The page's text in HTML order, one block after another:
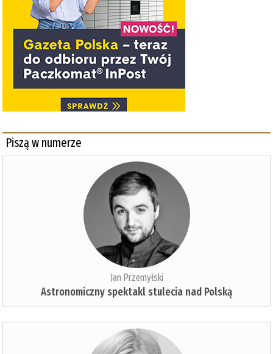
Piszą w numerze
Jan Przemyłski
Astronomiczny spektakl stulecia nad Polską